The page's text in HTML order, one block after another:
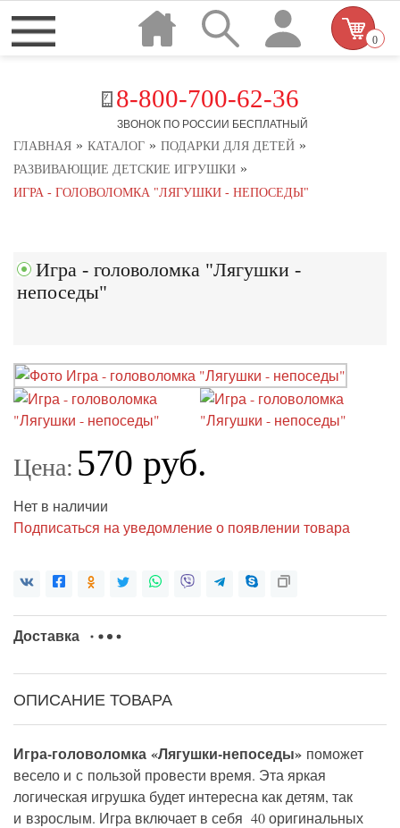
8-800-700-62-36
ЗВОНОК ПО РОССИИ БЕСПЛАТНЫЙ
0
ГЛАВНАЯ » КАТАЛОГ » ПОДАРКИ ДЛЯ ДЕТЕЙ »
РАЗВИВАЮЩИЕ ДЕТСКИЕ ИГРУШКИ »
ИГРА - ГОЛОВОЛОМКА "ЛЯГУШКИ - НЕПОСЕДЫ"
Игра - головоломка "Лягушки -
непоседы"
Цена: 570 руб.
Нет в наличии
Подписаться на уведомление о появлении товара
Доставка
ОПИСАНИЕ ТОВАРА
Игра-головоломка «Лягушки-непоседы» поможет
весело и с пользой провести время. Эта яркая
логическая игрушка будет интересна как детям, так
и взрослым. Игра включает в себя 40 оригинальных